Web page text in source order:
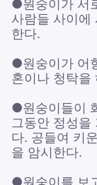
●원숭이가 서
사람들 사이에
한다.
●원숭이가 어
혼이나 청탁을
●원숭이들이
그동안 정성
다. 공들여 키
을 암시한다.
●원숭이를 보